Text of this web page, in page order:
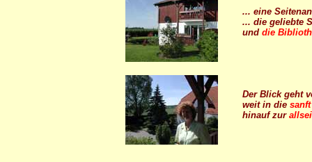
... eine
... die geliebte
und die
Der Blick geht
weit in die
hinauf zur